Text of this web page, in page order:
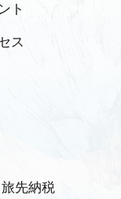
ト
ス
先納税